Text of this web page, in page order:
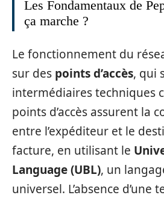
Les Fondamentaux de
ça marche ?
Le fonctionnement du
sur des points d’accès, qui
intermédiaires techniques
points d’accès assurent la
entre l’expéditeur et le
facture, en utilisant le
Language (UBL), un
universel. L’absence d’une